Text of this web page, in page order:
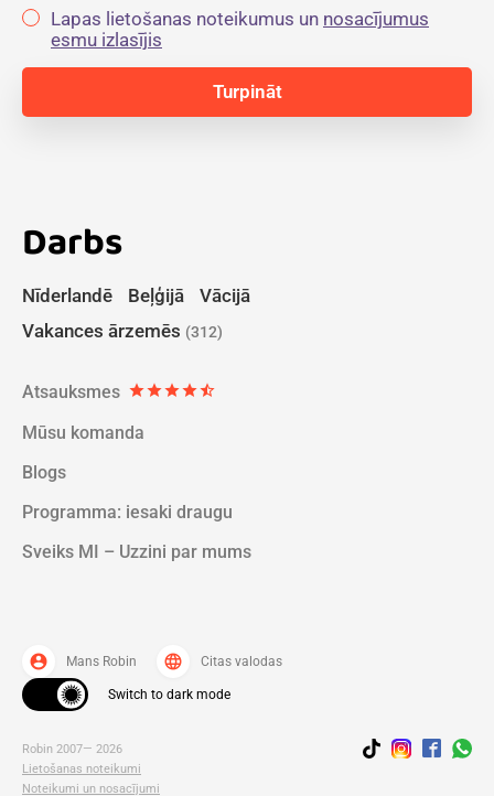
Lapas lietošanas noteikumus un nosacījumus
esmu izlasījis
Darbs
Nīderlandē Beļģijā
Vācijā
Vakances ārzemēs (312)
Atsauksmes starstarstarstarstar_half
Mūsu komanda
Blogs
Programma: iesaki draugu
Sveiks MI – Uzzini par mums
account_circle Mans Robin language Citas valodas
Switch to dark mode
Robin 2007— 2026
Lietošanas noteikumi
Noteikumi un nosacījumi